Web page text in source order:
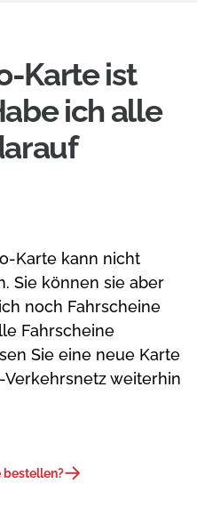
Karte ist
ich alle
Karte kann nicht
Sie können sie aber
noch Fahrscheine
Fahrscheine
Sie eine neue Karte
Verkehrsnetz weiterhin
bestellen?